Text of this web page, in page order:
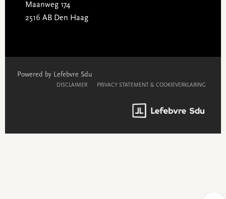
Maanweg 174
2516 AB Den Haag
Powered by Lefebvre Sdu
DISCLAIMER PRIVACY STATEMENT & COOKIEVERKLARING